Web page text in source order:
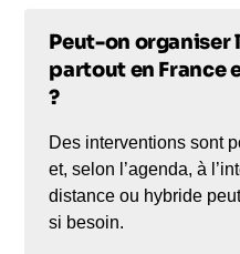
Peut-on organiser
partout en France
?
Des interventions sont
et, selon l’agenda, à
distance ou hybride
si besoin.